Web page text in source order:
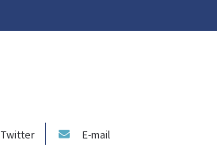
Twitter E-mail